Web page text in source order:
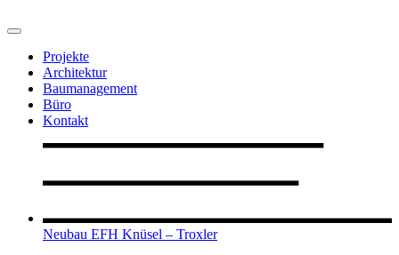
Projekte
Architektur
Baumanagement
Büro
Kontakt
Neubau EFH Knüsel – Troxler